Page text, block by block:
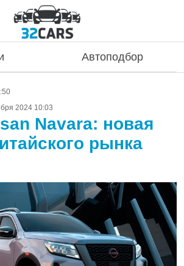
Автоподбор
2024 10:03
Navara: новая
рынка